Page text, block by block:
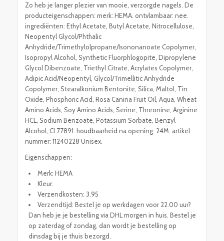
Zo heb je langer plezier van mooie, verzorgde nagels. De
producteigenschappen: merk: HEMA. ontvlambaar: nee.
ingrediënten: Ethyl Acetate, Butyl Acetate, Nitrocellulose,
Neopentyl Glycol/Phthalic
Anhydride/Trimethylolpropane/Isononanoate Copolymer,
Isopropyl Alcohol, Synthetic Fluorphlogopite, Dipropylene
Glycol Dibenzoate, Triethyl Citrate, Acrylates Copolymer,
Adipic Acid/Neopentyl, Glycol/Trimellitic Anhydride
Copolymer, Stearalkonium Bentonite, Silica, Maltol, Tin
Oxide, Phosphoric Acid, Rosa Canina Fruit Oil, Aqua, Wheat
Amino Acids, Soy Amino Acids, Serine, Threonine, Arginine
HCL, Sodium Benzoate, Potassium Sorbate, Benzyl
Alcohol, CI 77891. houdbaarheid na opening: 24M. artikel
nummer: 11240228 Unisex.
Eigenschappen:
Merk: HEMA
Kleur:
Verzendkosten: 3.95
Verzendtijd: Bestel je op werkdagen voor 22.00 uur?
Dan heb je je bestelling via DHL morgen in huis. Bestel je
op zaterdag of zondag, dan wordt je bestelling op
dinsdag bij je thuis bezorgd.